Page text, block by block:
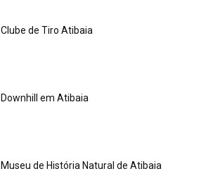
Clube de Tiro Atibaia
Downhill em Atibaia
Museu de História Natural de Atibaia